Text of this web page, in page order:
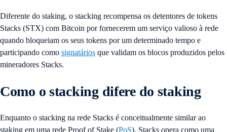
Diferente do staking, o stacking recompensa os detentores de tokens
Stacks (STX) com Bitcoin por fornecerem um serviço valioso à rede
quando bloqueiam os seus tokens por um determinado tempo e
participando como signatários que validam os blocos produzidos pelos
mineradores Stacks.
Como o stacking difere do staking
Enquanto o stacking na rede Stacks é conceitualmente similar ao
staking em uma rede Proof of Stake (PoS), Stacks opera como uma